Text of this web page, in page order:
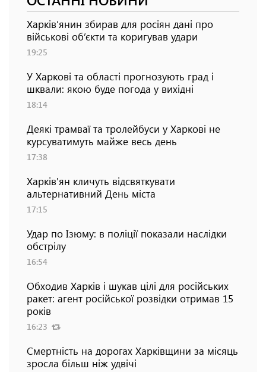
Харків’янин збирав для росіян дані про
військові об’єкти та коригував удари
19:25
У Харкові та області прогнозують град і
шквали: якою буде погода у вихідні
18:14
Деякі трамваї та тролейбуси у Харкові не
курсуватимуть майже весь день
17:38
Харків'ян кличуть відсвяткувати
альтернативний День міста
17:15
Удар по Ізюму: в поліції показали наслідки
обстрілу
16:54
Обходив Харків і шукав цілі для російських
ракет: агент російської розвідки отримав 15
років
16:23
Смертність на дорогах Харківщини за місяць
зросла більш ніж удвічі